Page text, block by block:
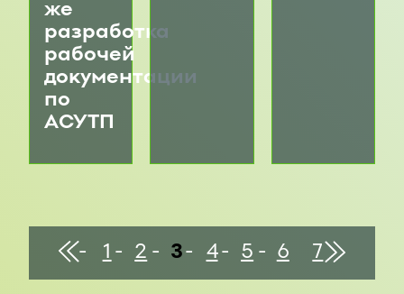
же
разработка
рабочей
документации
по
АСУТП
В
начало
1 2 3 4 5 6 7 В
конец